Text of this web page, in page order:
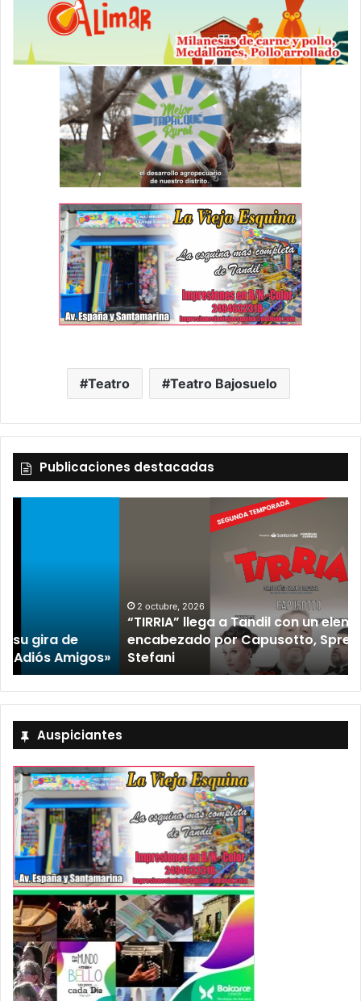
Teatro Teatro Bajosuelo
Publicaciones destacadas
“TIRRIA” llega a Tandil con un elenco de lujo
encabezado por Capusotto, Spregelburd y
Stefani
Auspiciantes